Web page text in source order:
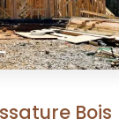
Bois